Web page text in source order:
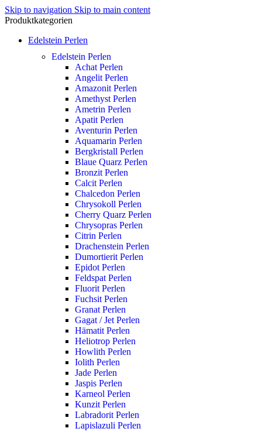
Skip to navigation Skip to main content
Produktkategorien
Edelstein Perlen
Edelstein Perlen
Achat Perlen
Angelit Perlen
Amazonit Perlen
Amethyst Perlen
Ametrin Perlen
Apatit Perlen
Aventurin Perlen
Aquamarin Perlen
Bergkristall Perlen
Blaue Quarz Perlen
Bronzit Perlen
Calcit Perlen
Chalcedon Perlen
Chrysokoll Perlen
Cherry Quarz Perlen
Chrysopras Perlen
Citrin Perlen
Drachenstein Perlen
Dumortierit Perlen
Epidot Perlen
Feldspat Perlen
Fluorit Perlen
Fuchsit Perlen
Granat Perlen
Gagat / Jet Perlen
Hämatit Perlen
Heliotrop Perlen
Howlith Perlen
Iolith Perlen
Jade Perlen
Jaspis Perlen
Karneol Perlen
Kunzit Perlen
Labradorit Perlen
Lapislazuli Perlen